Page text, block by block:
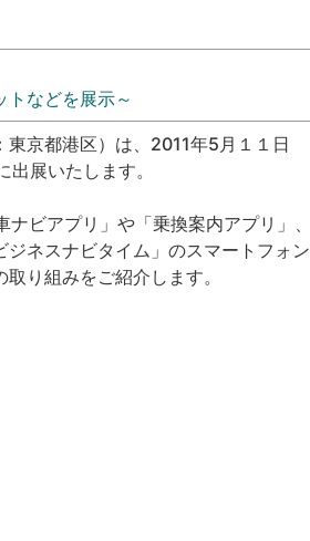
トなどを展示～
京都港区）は、2011年5月１１日
展いたします。
ビアプリ」や「乗換案内アプリ」、
ネスナビタイム」のスマートフォン
り組みをご紹介します。